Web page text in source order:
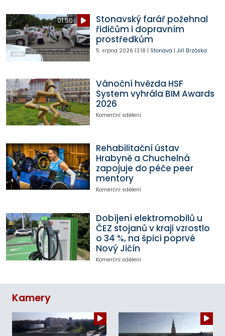
01:50
Stonavský farář požehnal
řidičům i dopravním
prostředkům
5. srpna 2026 13:18 | Stonava | Jiří Brzóska
Vánoční hvězda HSF
System vyhrála BIM Awards
2026
Komerční sdělení
Rehabilitační ústav
Hrabyně a Chuchelná
zapojuje do péče peer
mentory
Komerční sdělení
Dobíjení elektromobilů u
ČEZ stojanů v kraji vzrostlo
o 34 %, na špici poprvé
Nový Jičín
Komerční sdělení
Kamery